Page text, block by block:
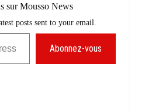
sur Mousso News
posts sent to your email.
Abonnez-vous